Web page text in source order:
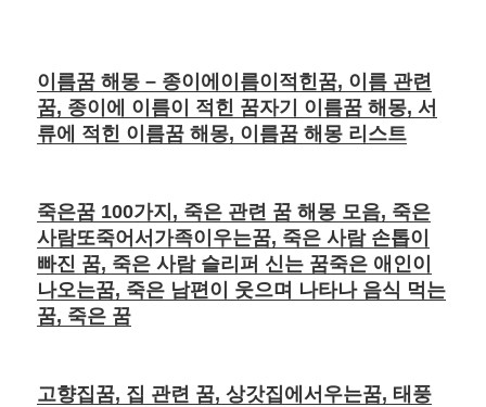
이름꿈 해몽 – 종이에이름이적힌꿈, 이름 관련
꿈, 종이에 이름이 적힌 꿈자기 이름꿈 해몽, 서
류에 적힌 이름꿈 해몽, 이름꿈 해몽 리스트
죽은꿈 100가지, 죽은 관련 꿈 해몽 모음, 죽은
사람또죽어서가족이우는꿈, 죽은 사람 손톱이
빠진 꿈, 죽은 사람 슬리퍼 신는 꿈죽은 애인이
나오는꿈, 죽은 남편이 웃으며 나타나 음식 먹는
꿈, 죽은 꿈
고향집꿈, 집 관련 꿈, 상갓집에서우는꿈, 태풍